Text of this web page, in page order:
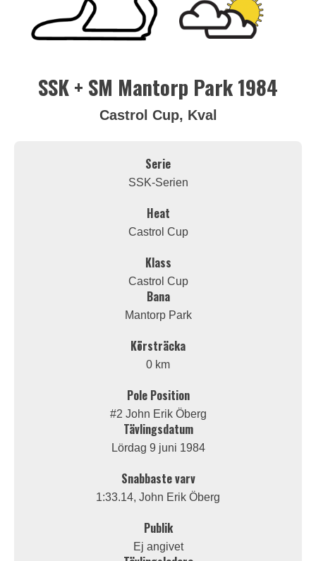
SSK + SM Mantorp Park 1984
Castrol Cup, Kval
Serie
SSK-Serien
Heat
Castrol Cup
Klass
Castrol Cup
Bana
Mantorp Park
Körsträcka
0 km
Pole Position
#2 John Erik Öberg
Tävlingsdatum
Lördag 9 juni 1984
Snabbaste varv
1:33.14, John Erik Öberg
Publik
Ej angivet